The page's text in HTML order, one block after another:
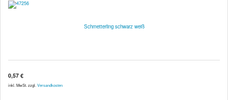
Schmetterling schwarz weiß
0,57 €
inkl. MwSt. zzgl. Versandkosten